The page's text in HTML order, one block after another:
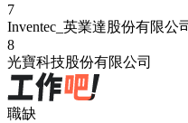
7
Inventec_英業達股份有限公
8
光寶科技股份有限公司
職缺